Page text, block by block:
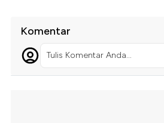
Komentar
Tulis Komentar Anda...